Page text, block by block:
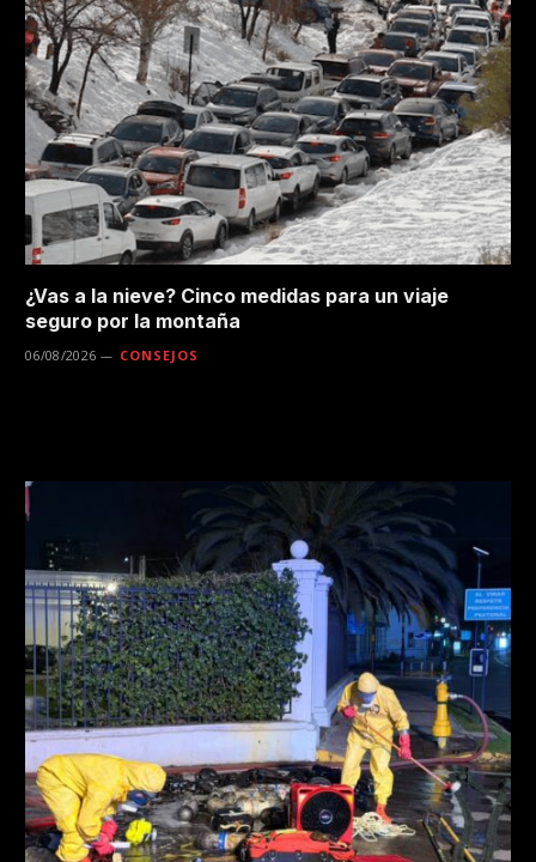
¿Vas a la nieve? Cinco medidas para un viaje
seguro por la montaña
06/08/2026 CONSEJOS